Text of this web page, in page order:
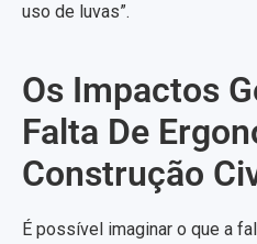
uso de luvas”.
Os Impactos
Falta De
Construção
É possível imaginar o que a